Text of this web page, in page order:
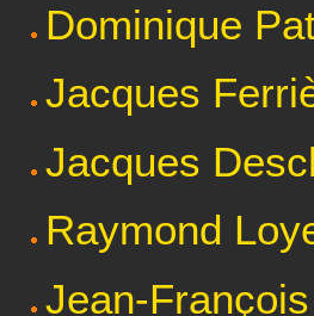
Dominique
Jacques
Jacques
Raymond
Jean-